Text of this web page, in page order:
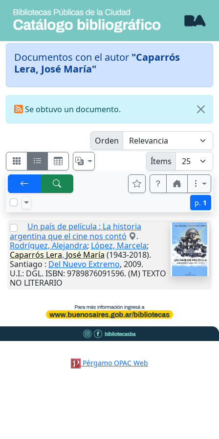
Documentos con el autor "Caparrós
Lera, José María"
Se obtuvo un documento.
Orden
Ítems
p. 1
Un país de película : La historia
argentina que el cine nos contó
.
Rodríguez, Alejandra; López, Marcela;
Caparrós Lera, José María (1943-2018).
Santiago : Del Nuevo Extremo, 2009.
U.I.: DGL. ISBN: 9789876091596. (M) TEXTO
NO LITERARIO
Pérgamo OPAC Web